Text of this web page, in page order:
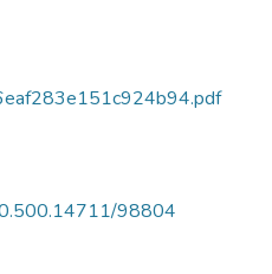
98804